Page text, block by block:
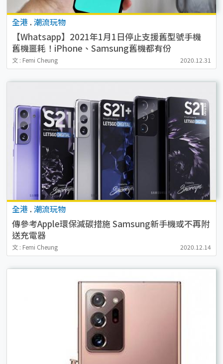
全港 . 潮流玩物
【Whatsapp】2021年1月1日停止支援舊型號手機
舊機噩耗！iPhone、Samsung舊機都有份
文 : Femi Cheung 2020.12.31
全港 . 潮流玩物
傳參考Apple環保減碳措施 Samsung新手機或不再附
送充電器
文 : Femi Cheung 2020.12.14